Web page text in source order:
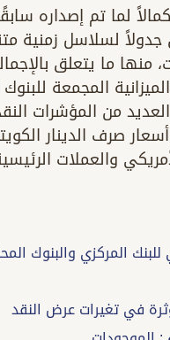
لما تم إصداره
جدولاً لسلاسل زمنية
منها ما يتعلق
المجمعة
من المؤشرات
صرف الدينار
والعملات